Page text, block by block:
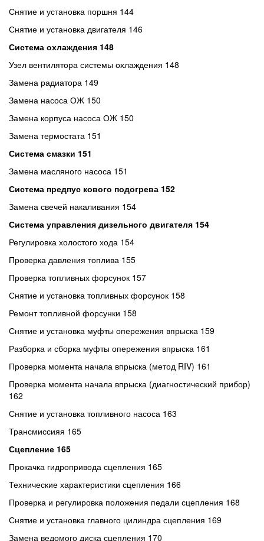
Снятие и установка поршня 144
Снятие и установка двигателя 146
Система охлаждения 148
Узел вентилятора системы охлаждения 148
Замена радиатора 149
Замена насоса ОЖ 150
Замена корпуса насоса ОЖ 150
Замена термостата 151
Система смазки 151
Замена масляного насоса 151
Система предпус кового подогрева 152
Замена свечей накаливания 154
Система управления дизельного двигателя 154
Регулировка холостого хода 154
Проверка давления топлива 155
Проверка топливных форсунок 157
Снятие и установка топливных форсунок 158
Ремонт топливной форсунки 158
Снятие и установка муфты опережения впрыска 159
Разборка и сборка муфты опережения впрыска 161
Проверка момента начала впрыска (метод RIV) 161
Проверка момента начала впрыска (диагностический прибор)
162
Снятие и установка топливного насоса 163
Трансмиссияя 165
Сцепление 165
Прокачка гидропривода сцепления 165
Технические характеристики сцепления 166
Проверка и регулировка положения педали сцепления 168
Снятие и установка главного цилиндра сцепления 169
Замена ведомого диска сцепления 170